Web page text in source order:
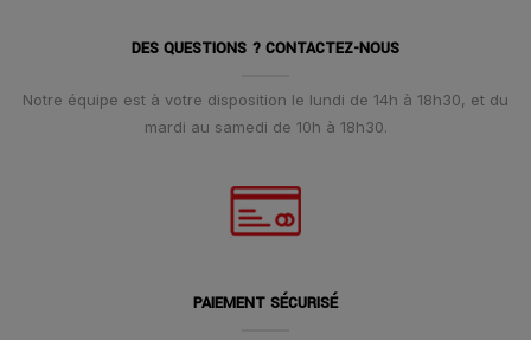
DES QUESTIONS ? CONTACTEZ-NOUS
Notre équipe est à votre disposition le lundi de 14h à 18h30, et du
mardi au samedi de 10h à 18h30.
PAIEMENT SÉCURISÉ